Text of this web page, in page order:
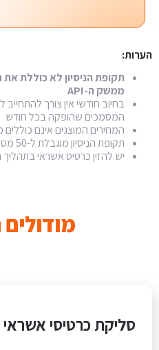
הערות:
תקופת הניסיון לא כוללת
ממשק ה-API
בחיוב חודשי אין צורך
המסמכים שהופקה בכל חודש
המחירים המוצגים אינם
תקופת הניסיון מוגבלת ל-50 מסמכים
יש להזין כרטיס אשראי
סליקת כרטיסי אשראי